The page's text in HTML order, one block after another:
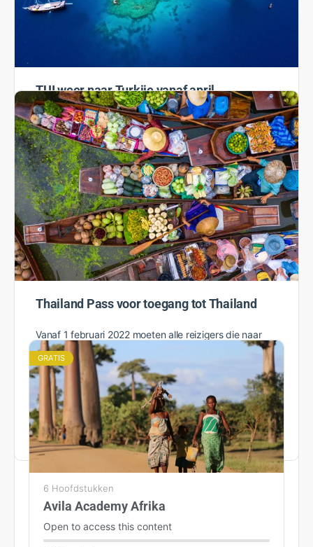
TUI weer naar Turkije vanaf april
Vanaf komend zomerseizoen biedt TUI weer vakanties
aan naar Turkije. Vanaf april vliegt de reisorganisatie
naar Antalya (vanaf 1 april), Dalaman (vanaf 22 april)
en Bodrum…
Rosanne
1 februari 2022
Thailand Pass voor toegang tot Thailand
Vanaf 1 februari 2022 moeten alle reizigers die naar
Thailand willen een Thailand Pass aanvragen voor
toelating. Deze pas kan binnen 60 dagen voor de
geplande…
Rosanne
1 februari 2022
GRATIS
6 Hoofdstukken
Avila Academy Afrika
Open to access this content